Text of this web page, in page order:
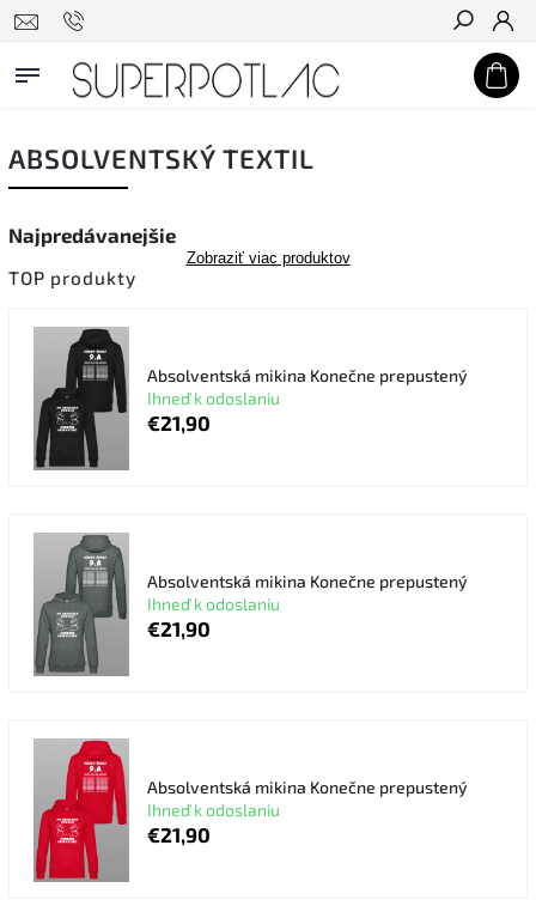
Hľadať
ABSOLVENTSKÝ TEXTIL
Najpredávanejšie
Zobraziť viac produktov
TOP produkty
Absolventská mikina Konečne prepustený
Ihneď k odoslaniu
€21,90
Absolventská mikina Konečne prepustený
Ihneď k odoslaniu
€21,90
Absolventská mikina Konečne prepustený
Ihneď k odoslaniu
€21,90